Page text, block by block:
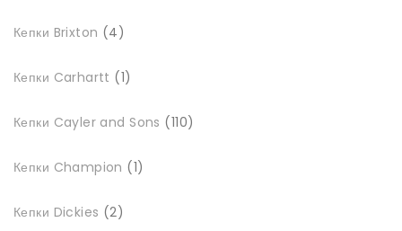
Кепки Brixton
4товари
Кепки Carhartt 1товар
Кепки Cayler and Sons 110товарів
Кепки Champion 1товар
Кепки Dickies 2товари